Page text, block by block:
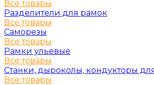
Все товары
Разделители для рамок
Все товары
Саморезы
Все товары
Рамки ульевые
Все товары
Станки, дыроколы, кондукторы
Все товары